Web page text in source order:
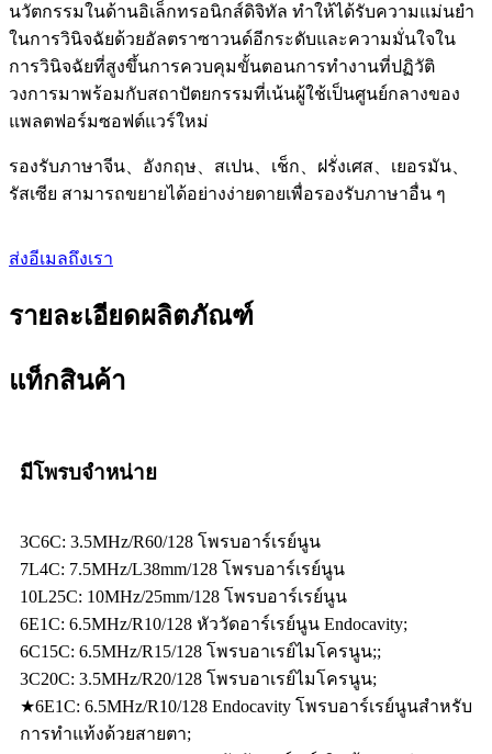
นวัตกรรมในด้านอิเล็กทรอนิกส์ดิจิทัล ทำให้ได้รับความแม่นยำ
ในการวินิจฉัยด้วยอัลตราซาวนด์อีกระดับและความมั่นใจใน
การวินิจฉัยที่สูงขึ้นการควบคุมขั้นตอนการทำงานที่ปฏิวัติ
วงการมาพร้อมกับสถาปัตยกรรมที่เน้นผู้ใช้เป็นศูนย์กลางของ
แพลตฟอร์มซอฟต์แวร์ใหม่
รองรับภาษาจีน、อังกฤษ、สเปน、เช็ก、ฝรั่งเศส、เยอรมัน、
รัสเซีย สามารถขยายได้อย่างง่ายดายเพื่อรองรับภาษาอื่น ๆ
ส่งอีเมลถึงเรา
รายละเอียดผลิตภัณฑ์
แท็กสินค้า
มีโพรบจำหน่าย
3C6C: 3.5MHz/R60/128 โพรบอาร์เรย์นูน
7L4C: 7.5MHz/L38mm/128 โพรบอาร์เรย์นูน
10L25C: 10MHz/25mm/128 โพรบอาร์เรย์นูน
6E1C: 6.5MHz/R10/128 หัววัดอาร์เรย์นูน Endocavity;
6C15C: 6.5MHz/R15/128 โพรบอาเรย์ไมโครนูน;;
3C20C: 3.5MHz/R20/128 โพรบอาเรย์ไมโครนูน;
★6E1C: 6.5MHz/R10/128 Endocavity โพรบอาร์เรย์นูนสำหรับ
การทำแท้งด้วยสายตา;